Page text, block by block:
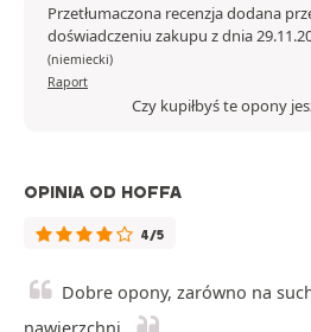
Przetłumaczona recenzja dodana
doświadczeniu zakupu z dnia
(niemiecki)
Raport
Czy kupiłbyś te opony
OPINIA OD HOFFA
4/5
Dobre opony, zarówno na